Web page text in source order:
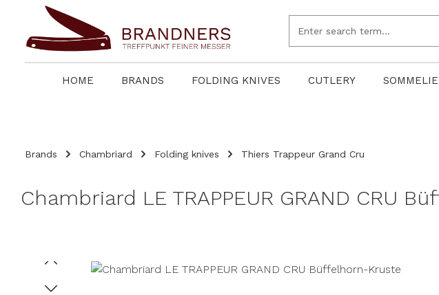
Skip to main navigation
HOME BRANDS FOLDING KNIVES CUTLERY
Brands Chambriard Folding knives Thiers Trappeur Grand Cru
Chambriard LE TRAPPEUR GRAND CRU
Skip image gallery